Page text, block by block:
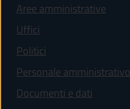
Aree amministrative
Uffici
Politici
Personale amministrativo
Documenti e dati